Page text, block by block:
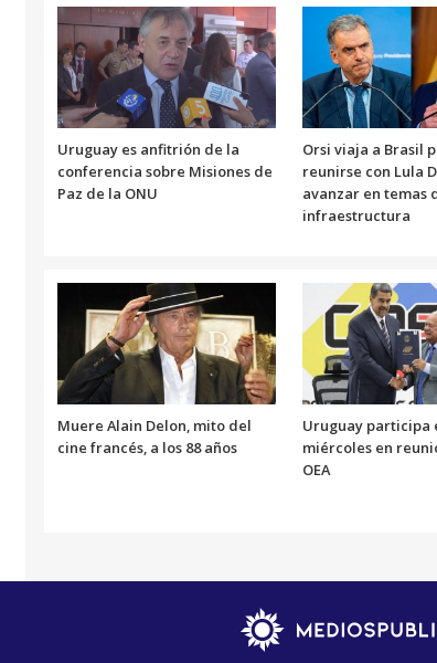
Uruguay es anfitrión de la
conferencia sobre Misiones de
Paz de la ONU
Orsi viaja a Brasil
reunirse con Lula
avanzar en temas
infraestructura
Muere Alain Delon, mito del
cine francés, a los 88 años
Uruguay participa
miércoles en
OEA